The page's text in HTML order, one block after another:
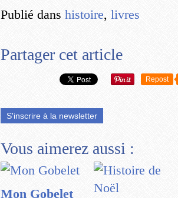
Publié dans histoire, livres
Partager cet article
Repost
S'inscrire à la newsletter
Vous aimerez aussi :
Mon Gobelet